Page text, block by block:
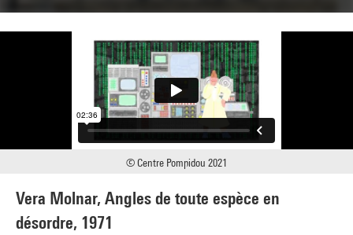
Vera Molnar, Angles de toute espèce en
désordre, 1971
© Centre Pompidou 2021